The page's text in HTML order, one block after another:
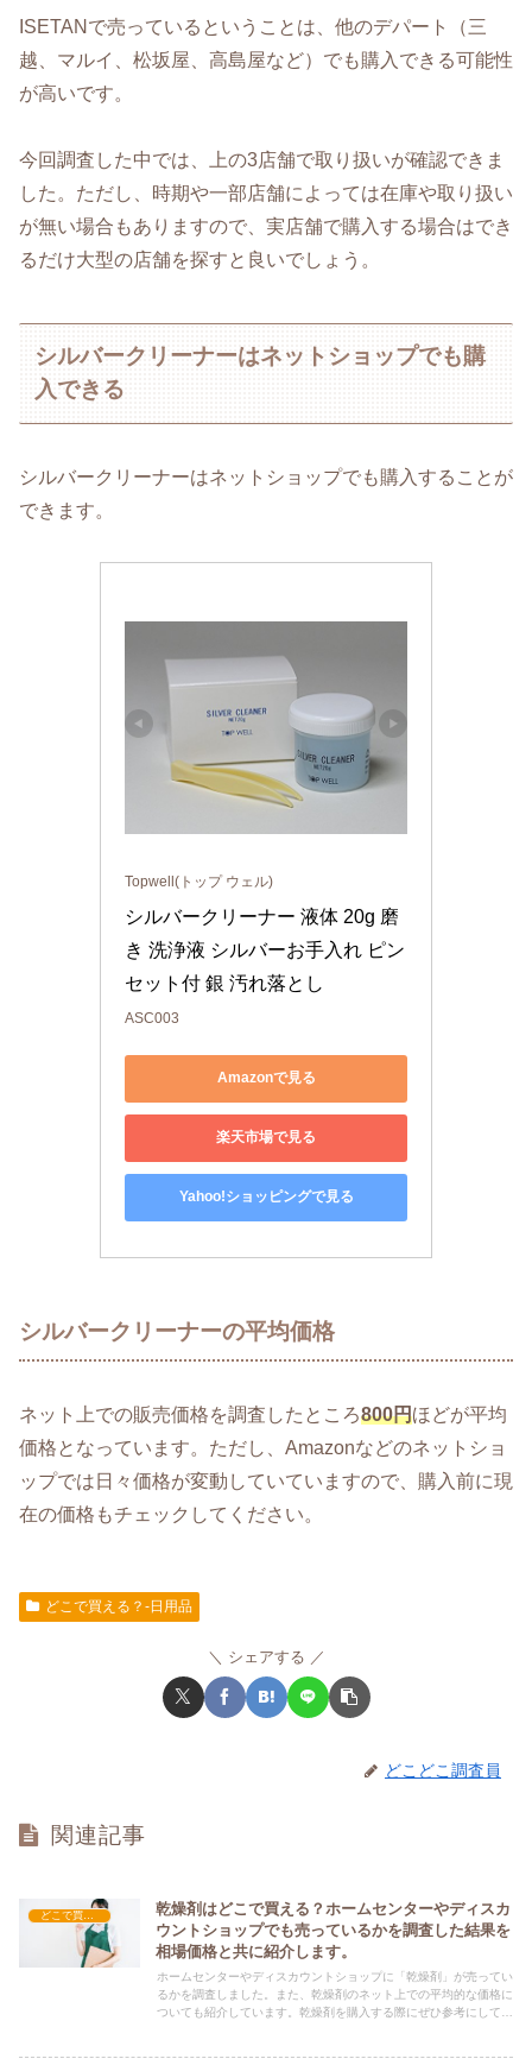
ISETANで売っているということは、他のデパート（三
越、マルイ、松坂屋、高島屋など）でも購入できる可能性
が高いです。
今回調査した中では、上の3店舗で取り扱いが確認できま
した。ただし、時期や一部店舗によっては在庫や取り扱い
が無い場合もありますので、実店舗で購入する場合はでき
るだけ大型の店舗を探すと良いでしょう。
シルバークリーナーはネットショップでも購
入できる
シルバークリーナーはネットショップでも購入することが
できます。
Topwell(トップ ウェル)
シルバークリーナー 液体 20g 磨
き 洗浄液 シルバーお手入れ ピン
セット付 銀 汚れ落とし
ASC003
Amazonで見る
楽天市場で見る
Yahoo!ショッピングで見る
シルバークリーナーの平均価格
ネット上での販売価格を調査したところ800円ほどが平均
価格となっています。ただし、Amazonなどのネットショ
ップでは日々価格が変動していていますので、購入前に現
在の価格もチェックしてください。
どこで買える？-日用品
シェアする
どこどこ調査員
関連記事
乾燥剤はどこで買える？ホームセンターやディスカ
ウントショップでも売っているかを調査した結果を
相場価格と共に紹介します。
ホームセンターやディスカウントショップに「乾燥剤」が売ってい
るかを調査しました。また、乾燥剤のネット上での平均的な価格に
ついても紹介しています。乾燥剤を購入する際にぜひ参考にしてく